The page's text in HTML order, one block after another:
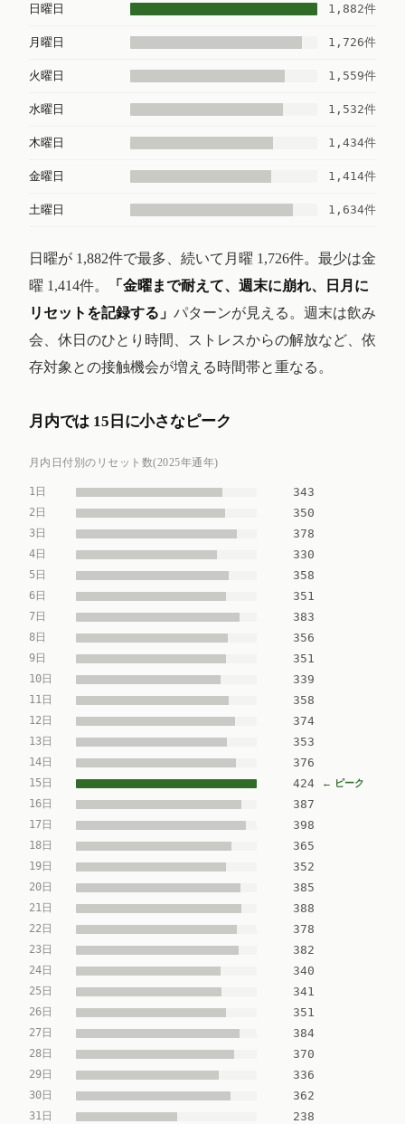
日曜日 1,882件
月曜日 1,726件
火曜日 1,559件
水曜日 1,532件
木曜日 1,434件
金曜日 1,414件
土曜日 1,634件
日曜が 1,882件で最多、続いて月曜 1,726件。最少は金
曜 1,414件。
「金曜まで耐えて、週末に崩れ、日月に
リセットを記録する」 パターンが見える。週末は飲み
会、休日のひとり時間、ストレスからの解放など、依
存対象との接触機会が増える時間帯と重なる。
月内では 15日に小さなピーク
月内日付別のリセット数(2025年通年)
1日 343
2日 350
3日 378
4日 330
5日 358
6日 351
7日 383
8日 356
9日 351
10日 339
11日 358
12日 374
13日 353
14日 376
15日 424 ← ピーク
16日 387
17日 398
18日 365
19日 352
20日 385
21日 388
22日 378
23日 382
24日 340
25日 341
26日 351
27日 384
28日 370
29日 336
30日 362
31日 238